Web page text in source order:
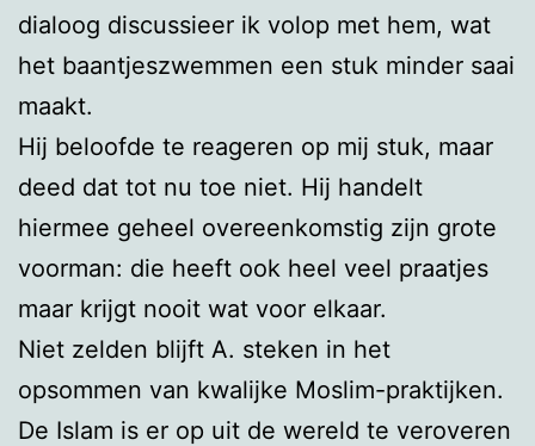
dialoog discussieer ik volop met hem, wat
het baantjeszwemmen een stuk minder saai
maakt.
Hij beloofde te reageren op mij stuk, maar
deed dat tot nu toe niet. Hij handelt
hiermee geheel overeenkomstig zijn grote
voorman: die heeft ook heel veel praatjes
maar krijgt nooit wat voor elkaar.
Niet zelden blijft A. steken in het
opsommen van kwalijke Moslim-praktijken.
De Islam is er op uit de wereld te veroveren